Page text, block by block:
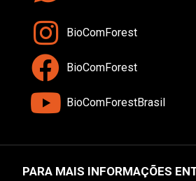
BioComForest
BioComForest
BioComForestBrasil
PARA MAIS INFORMAÇÕES